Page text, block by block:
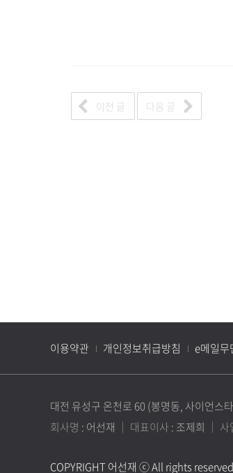
이전 글 다음 글
이용약관 개인정보취급방침 e메일무
대전 유성구 온천로 60 (봉명동, 사이언스
회사명 : 어선재 ｜ 대표이사 : 조제희 ｜ 사
COPYRIGHT 어선재 ⓒ All rights